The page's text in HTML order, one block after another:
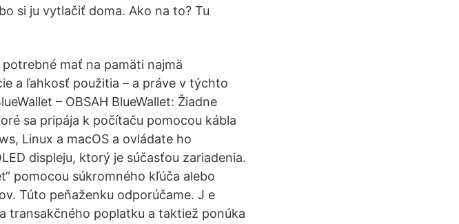
si ju vytlačiť doma. Ako na to? Tu
mať na pamäti najmä
a ľahkosť použitia – a práve v týchto
– OBSAH BlueWallet: Žiadne
sa pripája k počítaču pomocou kábla
Linux a macOS a ovládate ho
displeju, ktorý je súčasťou zariadenia.
pomocou súkromného kľúča alebo
Túto peňaženku odporúčame. J e
transakčného poplatku a taktiež ponúka